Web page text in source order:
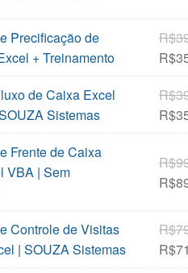
Precificação de
+ Treinamento
R$
R$
de Caixa Excel
Sistemas
R$
R$
Frente de Caixa
VBA | Sem
R$
R$
Controle de Visitas
| SOUZA Sistemas
R$
R$